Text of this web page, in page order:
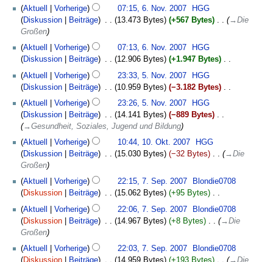
u
n
g
s
s
u
n
g
f
a
s
u
n
g
e
a
r
e
i
t
u
n
g
s
u
s
a
m
m
n
f
s
e
B
e
a
r
e
i
t
u
n
g
s
z
s
a
m
m
e
f
Aktuell
Vorherige 07:15, 6. Nov. 2007
HGG
Diskussion
Beiträge 13.473 Bytes +567 Bytes ‎
→‎Die
Großen
Aktuell
Vorherige 07:13, 6. Nov. 2007
HGG
Diskussion
Beiträge 12.906 Bytes +1.947 Bytes ‎
K
e
n
e
B
e
a
r
e
i
t
u
n
g
s
November
2007
Aktuell Vorherige 23:33, 5. Nov. 2007
HGG
Diskussion
Beiträge 10.959 Bytes −3.182 Bytes ‎
K
e
n
e
B
e
a
r
e
i
t
u
Aktuell Vorherige 23:26, 5. Nov. 2007
HGG
Diskussion
Beiträge 14.141 Bytes −889 Bytes ‎
→‎Gesundheit, Soziales, Jugend und Bildung
Oktober
2007
Aktuell Vorherige 10:44, 10. Okt. 2007
HGG
Diskussion
Beiträge 15.030 Bytes −32 Bytes ‎
→‎Die
Großen
7.
September
Aktuell Vorherige 22:15, 7. Sep. 2007
Blondie0708
Diskussion
Beiträge 15.062 Bytes +95 Bytes ‎
K
e
e
Aktuell Vorherige 22:06, 7. Sep. 2007
Blondie0708
Diskussion
Beiträge 14.967 Bytes +8 Bytes ‎
→‎Die
Großen
Aktuell
Vorherige 22:03, 7. Sep. 2007
Blondie0708
Diskussion
Beiträge 14.959 Bytes +193 Bytes ‎
→‎Die